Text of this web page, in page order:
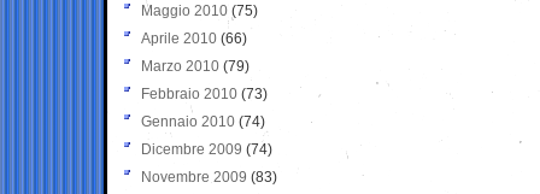
Maggio 2010 (75)
Aprile 2010 (66)
Marzo 2010 (79)
Febbraio 2010 (73)
Gennaio 2010 (74)
Dicembre 2009 (74)
Novembre 2009 (83)